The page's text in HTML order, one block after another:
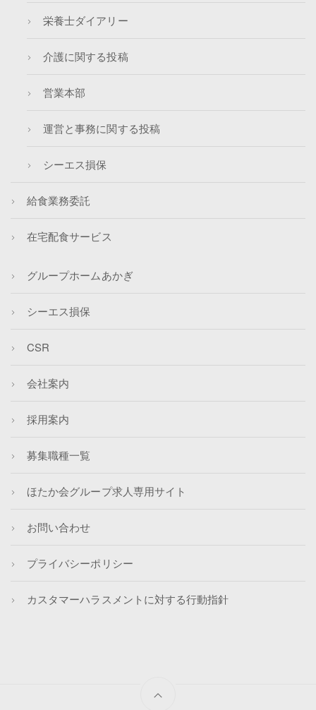
栄養士ダイアリー
介護に関する投稿
営業本部
運営と事務に関する投稿
シーエス損保
給食業務委託
在宅配食サービス
グループホームあかぎ
シーエス損保
CSR
会社案内
採用案内
募集職種一覧
ほたか会グループ求人専用サイト
お問い合わせ
プライバシーポリシー
カスタマーハラスメントに対する行動指針